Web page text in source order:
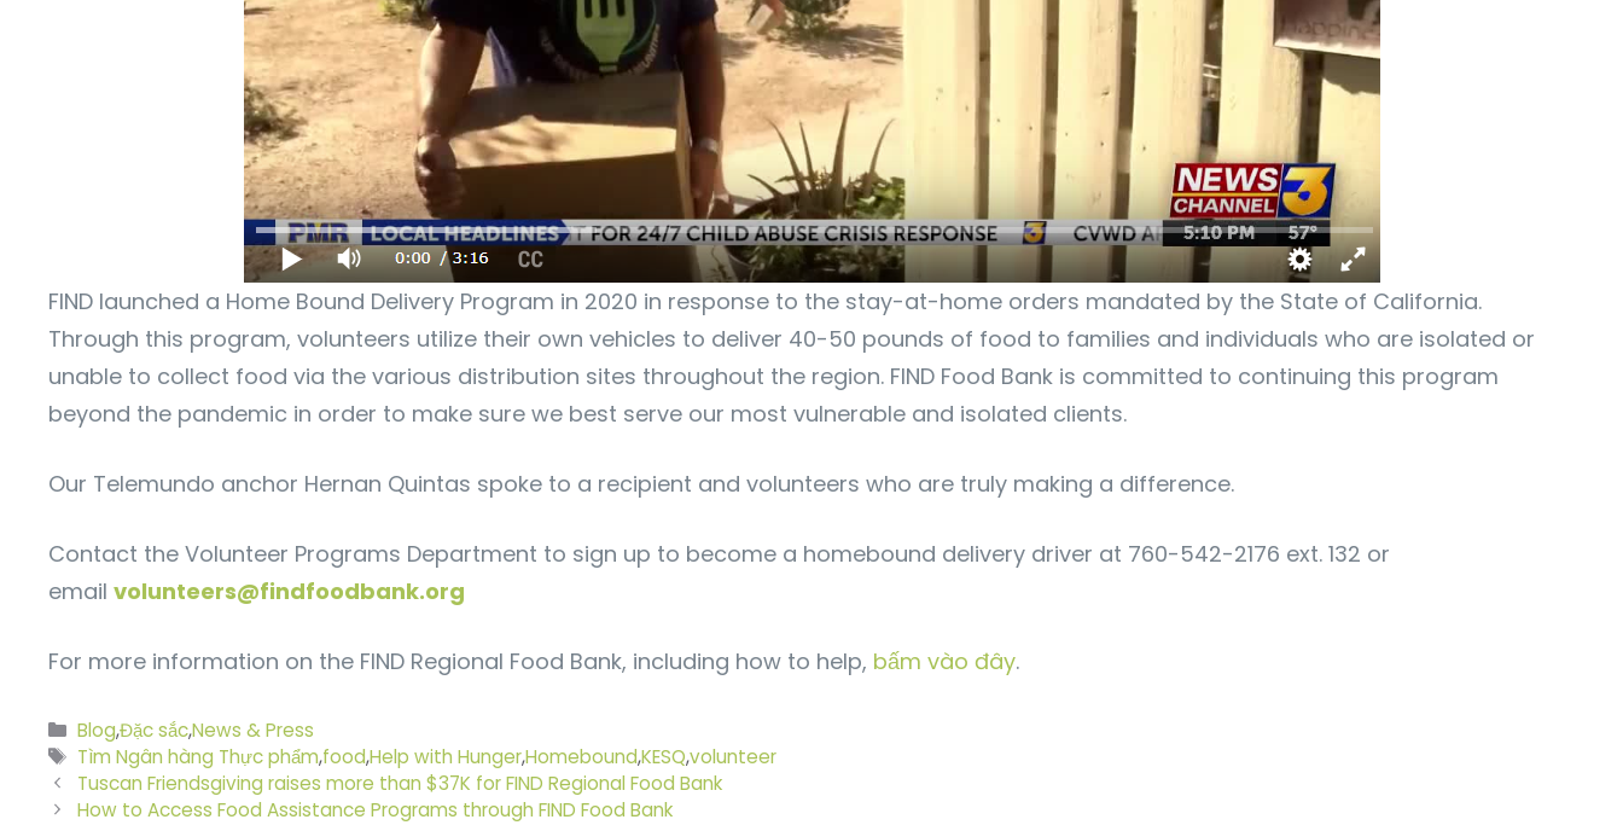
FIND launched a Home Bound Delivery Program in 2020 in response to the stay-at-home orders mandated by the State of California.
Through this program, volunteers utilize their own vehicles to deliver 40-50 pounds of food to families and individuals who are isolated or
unable to collect food via the various distribution sites throughout the region. FIND Food Bank is committed to continuing this program
beyond the pandemic in order to make sure we best serve our most vulnerable and isolated clients.
Our Telemundo anchor Hernan Quintas spoke to a recipient and volunteers who are truly making a difference.
Contact the Volunteer Programs Department to sign up to become a homebound delivery driver at 760-542-2176 ext. 132 or
email volunteers@findfoodbank.org
For more information on the FIND Regional Food Bank, including how to help, bấm vào đây.
Danh
mục
Blog,Đặc sắc,News & Press
Thẻ
Tìm Ngân hàng Thực phẩm,food,Help with Hunger,Homebound,KESQ,volunteer
Tuscan Friendsgiving raises more than $37K for FIND Regional Food Bank
How to Access Food Assistance Programs through FIND Food Bank